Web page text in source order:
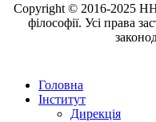
Copyright © 2016-2025
філософії. Усі права
Головна
Інститут
Дирекція